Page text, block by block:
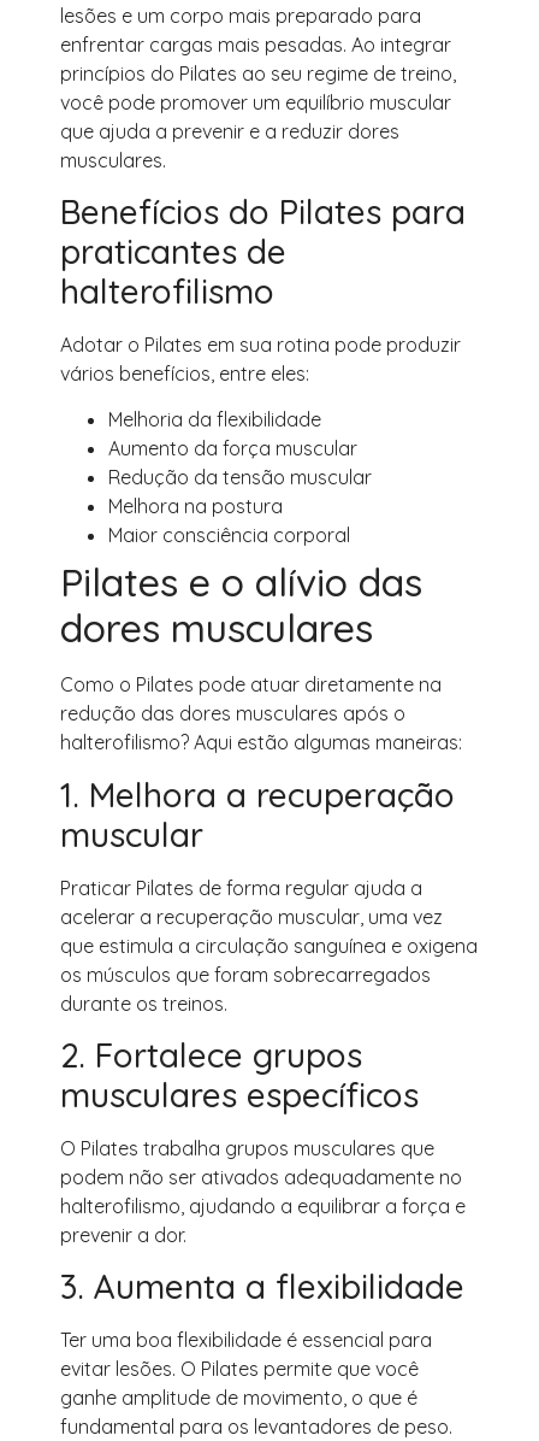
lesões e um corpo mais preparado para
enfrentar cargas mais pesadas. Ao integrar
princípios do Pilates ao seu regime de treino,
você pode promover um equilíbrio muscular
que ajuda a prevenir e a reduzir dores
musculares.
Benefícios do Pilates para
praticantes de
halterofilismo
Adotar o Pilates em sua rotina pode produzir
vários benefícios, entre eles:
Melhoria da flexibilidade
Aumento da força muscular
Redução da tensão muscular
Melhora na postura
Maior consciência corporal
Pilates e o alívio das
dores musculares
Como o Pilates pode atuar diretamente na
redução das dores musculares após o
halterofilismo? Aqui estão algumas maneiras:
1. Melhora a recuperação
muscular
Praticar Pilates de forma regular ajuda a
acelerar a recuperação muscular, uma vez
que estimula a circulação sanguínea e oxigena
os músculos que foram sobrecarregados
durante os treinos.
2. Fortalece grupos
musculares específicos
O Pilates trabalha grupos musculares que
podem não ser ativados adequadamente no
halterofilismo, ajudando a equilibrar a força e
prevenir a dor.
3. Aumenta a flexibilidade
Ter uma boa flexibilidade é essencial para
evitar lesões. O Pilates permite que você
ganhe amplitude de movimento, o que é
fundamental para os levantadores de peso.